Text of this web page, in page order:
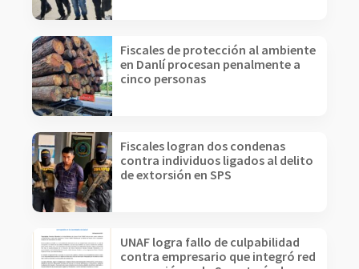
Fiscales de protección al ambiente
en Danlí procesan penalmente a
cinco personas
Fiscales logran dos condenas
contra individuos ligados al delito
de extorsión en SPS
UNAF logra fallo de culpabilidad
contra empresario que integró red